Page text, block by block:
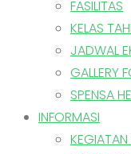
FASILITAS
KELAS
JADWAL
GALLERY
SPENSA
INFORMASI
KEGIATAN